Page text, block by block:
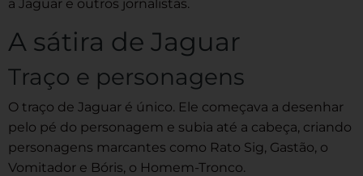
a Jaguar e outros jornalistas.
A sátira de Jaguar
Traço e personagens
O traço de Jaguar é único. Ele começava a desenhar
pelo pé do personagem e subia até a cabeça, criando
personagens marcantes como Rato Sig, Gastão, o
Vomitador e Bóris, o Homem-Tronco.